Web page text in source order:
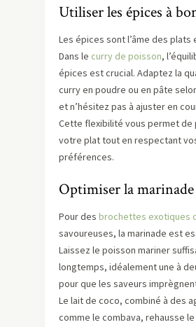
Utiliser les épices à
Les épices sont l’âme des plats
Dans le curry de poisson,
épices est crucial. Adaptez la
curry en poudre ou en pâte
et n’hésitez pas à ajuster en
Cette flexibilité vous permet de
votre plat tout en respectant
préférences.
Optimiser la marinade
Pour des brochettes exotiques
savoureuses, la marinade est
Laissez le poisson mariner
longtemps, idéalement une à
pour que les saveurs
Le lait de coco, combiné à des
comme le combava, rehausse